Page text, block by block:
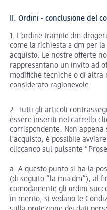
II. Ordini - conclusione del
1. L’ordine tramite dm-
come la richiesta a dm per
acquisto. Le nostre offerte
rappresentano un invito ad
modifiche tecniche o di altra
considerato ragionevole.
2. Tutti gli articoli
essere inseriti nel carrello
corrispondente. Non appena
l’acquisto, è possibile
cliccando sul pulsante
​a. A questo punto si ha la
(di seguito “la mia dm”), al
comodamente gli ordini
in merito, si vedano le